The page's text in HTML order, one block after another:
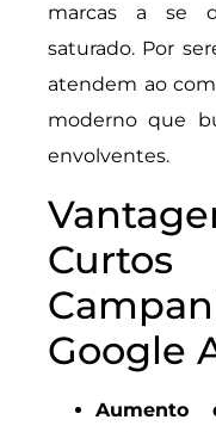
marcas a se
saturado. Por
atendem ao
moderno que
envolventes.
Google
Aumento